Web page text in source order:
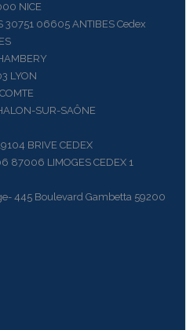
NICE
06605 ANTIBES Cedex
LYON
SUR-SAÔNE
BRIVE CEDEX
LIMOGES CEDEX 1
445 Boulevard Gambetta 59200